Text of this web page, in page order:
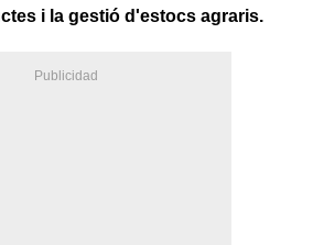
i la gestió d'estocs agraris.